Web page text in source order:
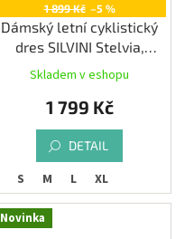
1 899 Kč –5 %
Dámský letní cyklistický
dres SILVINI Stelvia,
ocean/blush
Skladem v eshopu
1 799 Kč
DETAIL
S M L XL
Novinka